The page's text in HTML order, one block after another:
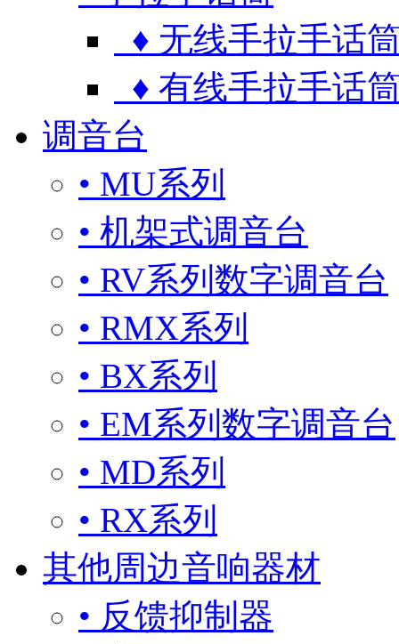
♦ 无线手拉手话
♦ 有线手拉手话
调音台
• MU系列
• 机架式调音台
• RV系列数字调音台
• RMX系列
• BX系列
• EM系列数字调音台
• MD系列
• RX系列
其他周边音响器材
• 反馈抑制器